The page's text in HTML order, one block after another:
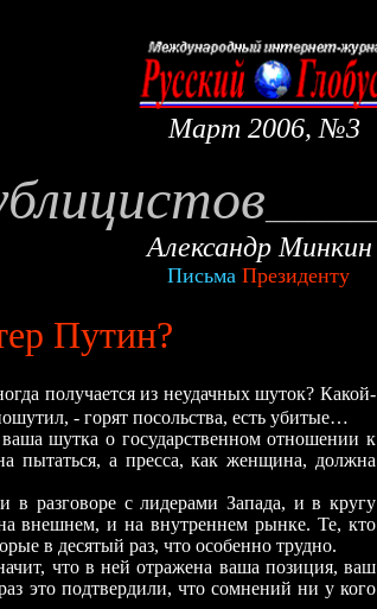
Март 2006, №3
Александр Минкин
Письма Президенту
Путин?
получается из неудачных шуток? Какой-
- горят посольства, есть убитые…
шутка о государственном отношении к
пытаться, а пресса, как женщина, должна
в разговоре с лидерами Запада, и в кругу
на внешнем, и на внутреннем рынке. Те, кто
в десятый раз, что особенно трудно.
что в ней отражена ваша позиция, ваш
это подтвердили, что сомнений ни у кого